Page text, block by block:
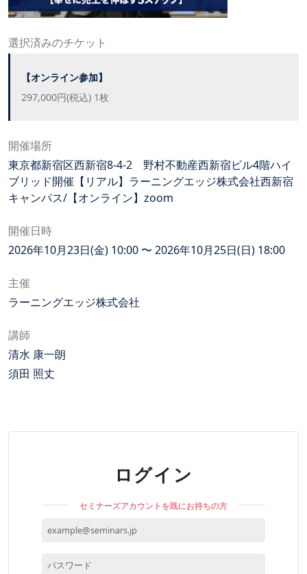
選択済みのチケット
【オンライン参加】
297,000円(税込) 1枚
開催場所
東京都新宿区西新宿8-4-2 野村不動産西新宿ビル4階ハイ
ブリッド開催【リアル】ラーニングエッジ株式会社西新宿
キャンパス/【オンライン】zoom
開催日時
2026年10月23日(金) 10:00 〜 2026年10月25日(日) 18:00
主催
ラーニングエッジ株式会社
講師
清水 康一朗
須田 照丈
ログイン
セミナーズアカウントを既にお持ちの方